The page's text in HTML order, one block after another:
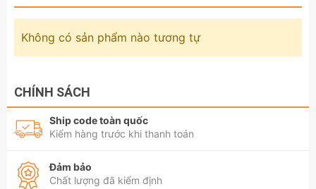
Không có sản phẩm nào tương tự
CHÍNH SÁCH
Ship code toàn quốc
Kiểm hàng trước khi thanh toán
Đảm bảo
Chất lượng đã kiểm định